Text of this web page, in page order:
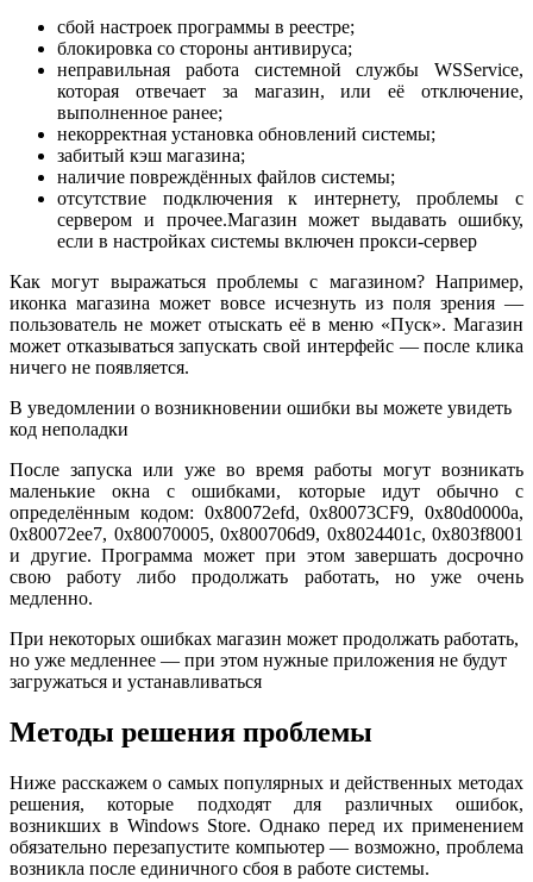
сбой настроек программы в реестре;
блокировка со стороны антивируса;
неправильная работа системной службы WSService,
которая отвечает за магазин, или её отключение,
выполненное ранее;
некорректная установка обновлений системы;
забитый кэш магазина;
наличие повреждённых файлов системы;
отсутствие подключения к интернету, проблемы с
сервером и прочее.Магазин может выдавать ошибку,
если в настройках системы включен прокси-сервер
Как могут выражаться проблемы с магазином? Например,
иконка магазина может вовсе исчезнуть из поля зрения —
пользователь не может отыскать её в меню «Пуск». Магазин
может отказываться запускать свой интерфейс — после клика
ничего не появляется.
В уведомлении о возникновении ошибки вы можете увидеть
код неполадки
После запуска или уже во время работы могут возникать
маленькие окна с ошибками, которые идут обычно с
определённым кодом: 0x80072efd, 0x80073CF9, 0x80d0000a,
0x80072ee7, 0x80070005, 0x800706d9, 0x8024401c, 0x803f8001
и другие. Программа может при этом завершать досрочно
свою работу либо продолжать работать, но уже очень
медленно.
При некоторых ошибках магазин может продолжать работать,
но уже медленнее — при этом нужные приложения не будут
загружаться и устанавливаться
Методы решения проблемы
Ниже расскажем о самых популярных и действенных методах
решения, которые подходят для различных ошибок,
возникших в Windows Store. Однако перед их применением
обязательно перезапустите компьютер — возможно, проблема
возникла после единичного сбоя в работе системы.